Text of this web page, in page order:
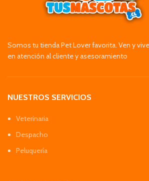
Somos tu tienda Pet Lover favorita. Ven y
en atención al cliente y asesoramiento
NUESTROS SERVICIOS
Veterinaria
Despacho
Peluquería